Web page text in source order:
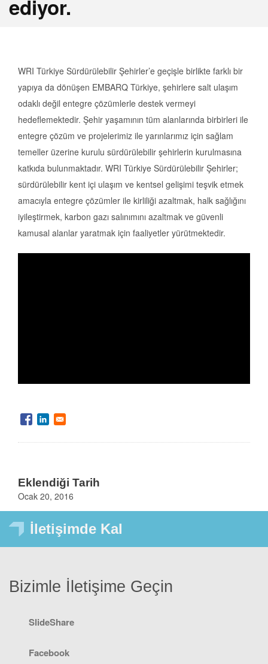
ediyor.
WRI Türkiye Sürdürülebilir Şehirler’e geçişle birlikte farklı bir
yapıya da dönüşen EMBARQ Türkiye, şehirlere salt ulaşım
odaklı değil entegre çözümlerle destek vermeyi
hedeflemektedir. Şehir yaşamının tüm alanlarında birbirleri ile
entegre çözüm ve projelerimiz ile yarınlarımız için sağlam
temeller üzerine kurulu sürdürülebilir şehirlerin kurulmasına
katkıda bulunmaktadır. WRI Türkiye Sürdürülebilir Şehirler;
sürdürülebilir kent içi ulaşım ve kentsel gelişimi teşvik etmek
amacıyla entegre çözümler ile kirliliği azaltmak, halk sağlığını
iyileştirmek, karbon gazı salınımını azaltmak ve güvenli
kamusal alanlar yaratmak için faaliyetler yürütmektedir.
Eklendiği Tarih
Ocak 20, 2016
İletişimde Kal
Bizimle İletişime Geçin
SlideShare
Facebook